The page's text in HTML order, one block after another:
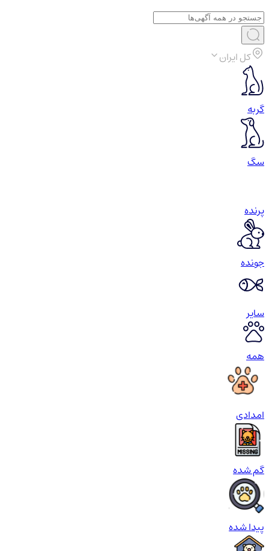
کل ایران
گربه
سگ
پرنده
جونده
سایر
همه
امدادی
گم شده
پیدا شده